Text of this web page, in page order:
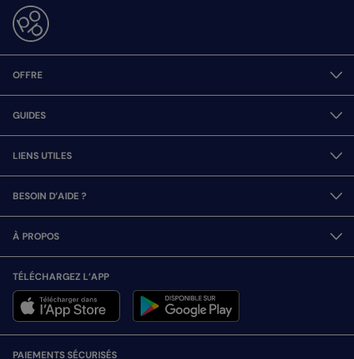
OFFRE
GUIDES
LIENS UTILES
BESOIN D’AIDE ?
À PROPOS
TÉLÉCHARGEZ L’APP
PAIEMENTS SÉCURISÉS